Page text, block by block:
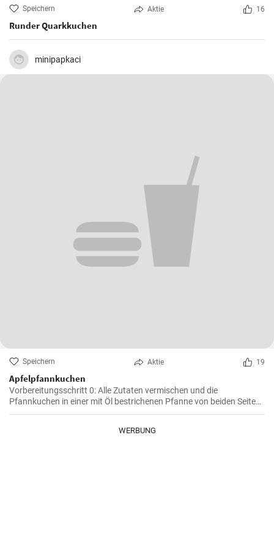
Speichern Aktie 16
Runder Quarkkuchen
minipapkaci
Speichern Aktie 19
Apfelpfannkuchen
Vorbereitungsschritt 0: Alle Zutaten vermischen und die
Pfannkuchen in einer mit Öl bestrichenen Pfanne von beiden Seiten
braten.
WERBUNG